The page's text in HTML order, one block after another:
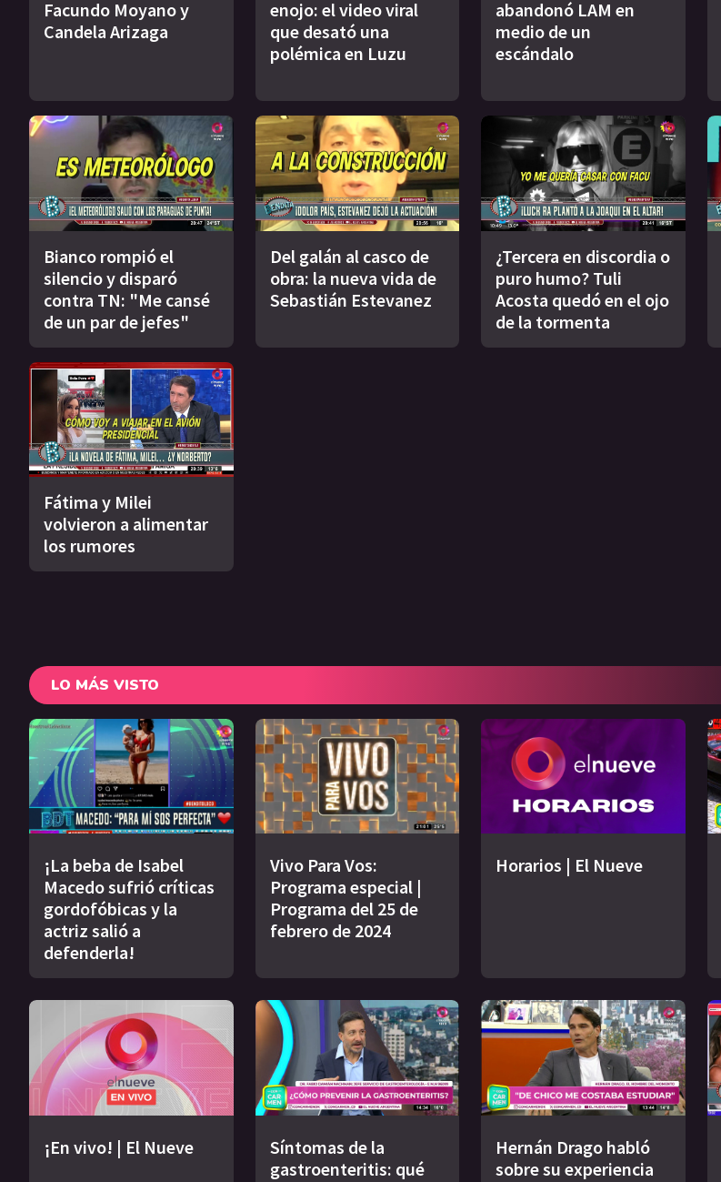
Facundo Moyano y
Candela Arizaga
enojo: el video viral
que desató una
polémica en Luzu
abandonó LAM en
medio de un
escándalo
Bianco rompió el
silencio y disparó
contra TN: "Me cansé
de un par de jefes"
Del galán al casco de
obra: la nueva vida de
Sebastián Estevanez
¿Tercera en discordia o
puro humo? Tuli
Acosta quedó en el ojo
de la tormenta
Fátima y Milei
volvieron a alimentar
los rumores
LO MÁS VISTO
¡La beba de Isabel
Macedo sufrió críticas
gordofóbicas y la
actriz salió a
defenderla!
Vivo Para Vos:
Programa especial |
Programa del 25 de
febrero de 2024
Horarios | El Nueve
¡En vivo! | El Nueve
Síntomas de la
gastroenteritis: qué
Hernán Drago habló
sobre su experiencia